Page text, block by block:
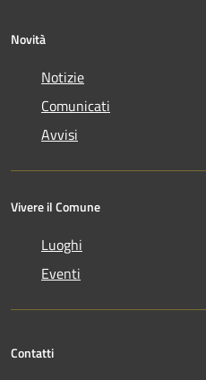
Novità
Notizie
Comunicati
Avvisi
Vivere il Comune
Luoghi
Eventi
Contatti